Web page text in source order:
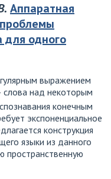
Аппаратная
для одного
выражением
слова над некоторым
конечным
экспоненциальное
конструкция
языки из данного
пространственную